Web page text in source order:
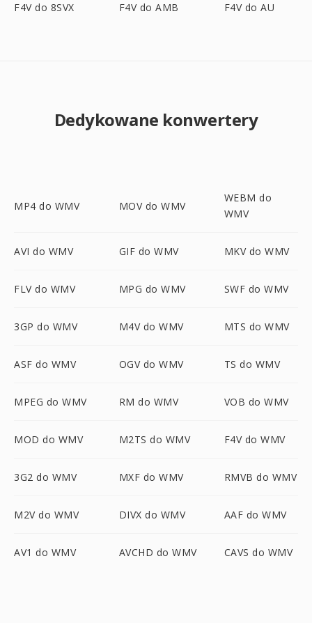
F4V do 8SVX F4V do AMB F4V do AU
Dedykowane konwertery
MP4 do WMV MOV do WMV
WEBM do
WMV
AVI do WMV GIF do WMV MKV do WMV
FLV do WMV MPG do WMV SWF do WMV
3GP do WMV M4V do WMV MTS do WMV
ASF do WMV OGV do WMV TS do WMV
MPEG do WMV RM do WMV VOB do WMV
MOD do WMV M2TS do WMV F4V do WMV
3G2 do WMV MXF do WMV RMVB do WMV
M2V do WMV DIVX do WMV AAF do WMV
AV1 do WMV AVCHD do WMV CAVS do WMV